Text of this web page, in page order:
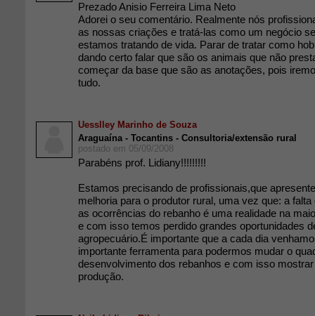
Prezado Anisio Ferreira Lima Neto
Adorei o seu comentário. Realmente nós
as nossas criações e tratá-las como um negócio
estamos tratando de vida. Parar de tratar como
dando certo falar que são os animais que não
começar da base que são as anotações, pois
tudo.
Uesslley Marinho de Souza
Araguaína - Tocantins - Consultoria/extensão rural
postado em 05/09/2008
Parabéns prof. Lidiany!!!!!!!!!
Estamos precisando de profissionais,que
melhoria para o produtor rural, uma vez que: a
as ocorrências do rebanho é uma realidade na
e com isso temos perdido grandes oportunidades
agropecuário.É importante que a cada dia
importante ferramenta para podermos mudar o
desenvolvimento dos rebanhos e com isso
produção.